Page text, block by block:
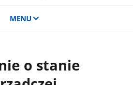
MENU
o stanie